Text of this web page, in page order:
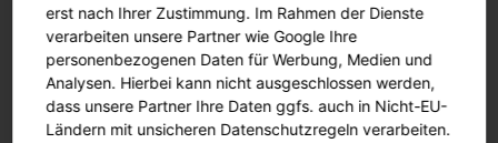
Unser Service für Sie. Tepper Schulbedarf liefert:
an Schulen auf Rechnung
versandkostenfrei ab € 119, darunter Porto € 4,95
erst nach Ihrer Zustimmung. Im Rahmen der Dienste
verarbeiten unsere Partner wie Google Ihre
personenbezogenen Daten für Werbung, Medien und
Analysen. Hierbei kann nicht ausgeschlossen werden,
dass unsere Partner Ihre Daten ggfs. auch in Nicht-EU-
Ländern mit unsicheren Datenschutzregeln verarbeiten.